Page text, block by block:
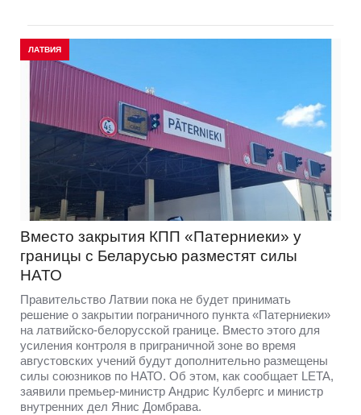
ЛАТВИЯ
Вместо закрытия КПП «Патерниеки» у
границы с Беларусью разместят силы
НАТО
Правительство Латвии пока не будет принимать
решение о закрытии пограничного пункта «Патерниеки»
на латвийско-белорусской границе. Вместо этого для
усиления контроля в приграничной зоне во время
августовских учений будут дополнительно размещены
силы союзников по НАТО. Об этом, как сообщает LETA,
заявили премьер-министр Андрис Кулбергс и министр
внутренних дел Янис Домбрава.